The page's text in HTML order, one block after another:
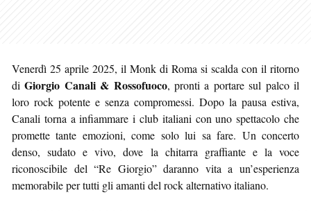
Venerdì 25 aprile 2025, il Monk di Roma si scalda con il ritorno
diGiorgio Canali & Rossofuoco, pronti a portare sul palco il
loro rock potente e senza compromessi. Dopo la pausa estiva,
Canali torna a infiammare i club italiani con uno spettacolo che
promette tante emozioni, come solo lui sa fare. Un concerto
denso, sudato e vivo, dove la chitarra graffiante e la voce
riconoscibile del “Re Giorgio” daranno vita a un’esperienza
memorabile per tutti gli amanti del rock alternativo italiano.